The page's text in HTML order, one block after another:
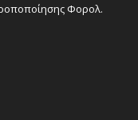
Φορολ.